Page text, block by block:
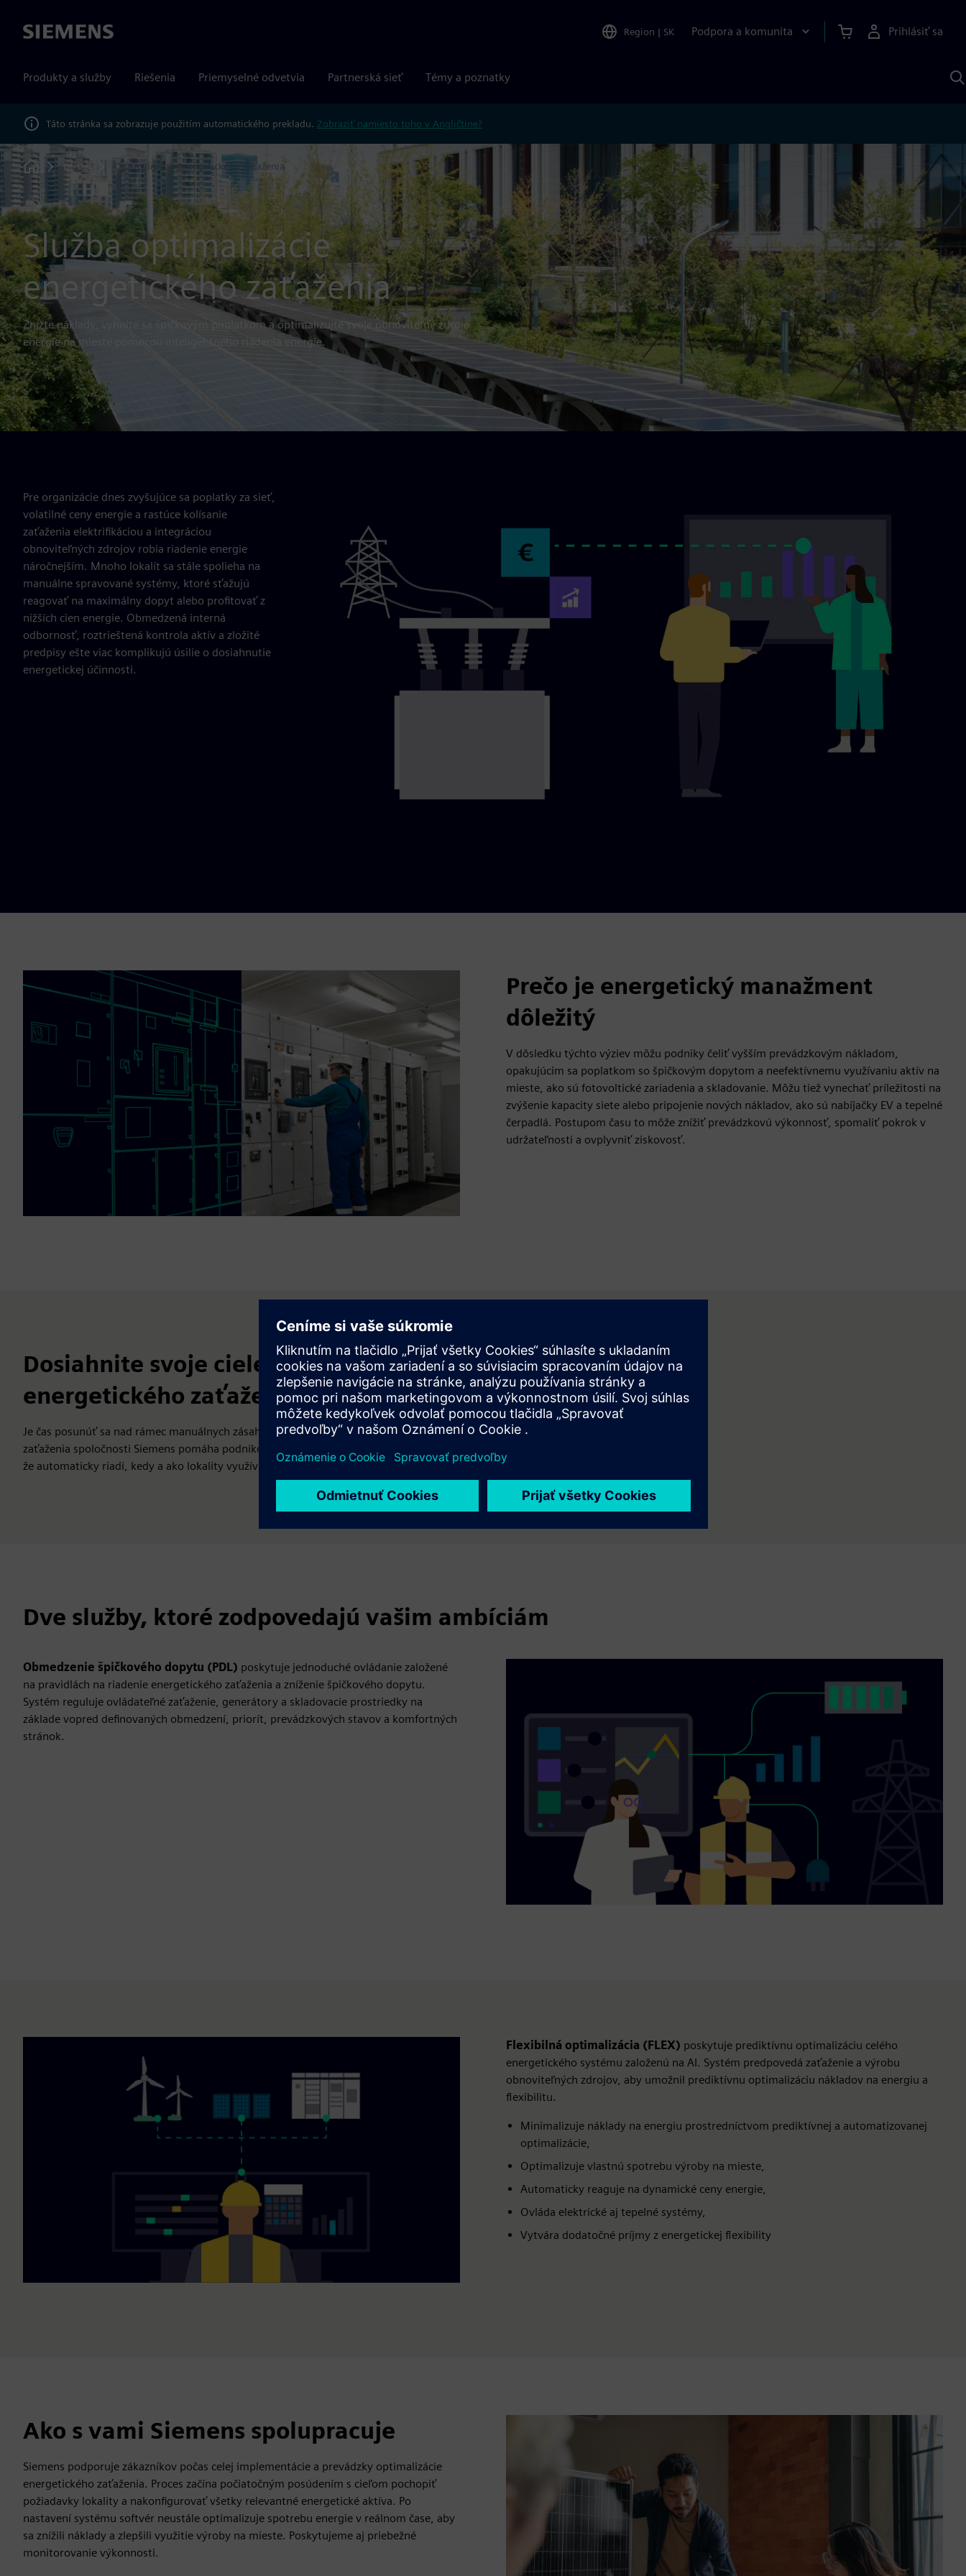
Siemens Region | SK Podpora a komunita Prihlásiť sa
Produkty a služby Riešenia Priemyselné odvetvia Partnerská sieť Témy a poznatky
Táto stránka sa zobrazuje použitím automatického prekladu. Zobraziť namiesto toho v Angličtine?
Home
Obsah Optimalizácia energetického zaťaženia
Služba optimalizácie
energetického zaťaženia
Znížte náklady, vyhnite sa špičkovým poplatkom a optimalizujte svoje obnoviteľné zdroje
energie na mieste pomocou inteligentného riadenia energie.
Pre organizácie dnes zvyšujúce sa poplatky za sieť,
volatilné ceny energie a rastúce kolísanie
zaťaženia elektrifikáciou a integráciou
obnoviteľných zdrojov robia riadenie energie
náročnejším. Mnoho lokalít sa stále spolieha na
manuálne spravované systémy, ktoré sťažujú
reagovať na maximálny dopyt alebo profitovať z
nižších cien energie. Obmedzená interná
odbornosť, roztrieštená kontrola aktív a zložité
predpisy ešte viac komplikujú úsilie o dosiahnutie
energetickej účinnosti.
Prečo je energetický manažment
dôležitý
V dôsledku týchto výziev môžu podniky čeliť vyšším prevádzkovým nákladom,
opakujúcim sa poplatkom so špičkovým dopytom a neefektívnemu využívaniu aktív na
mieste, ako sú fotovoltické zariadenia a skladovanie. Môžu tiež vynechať príležitosti na
zvýšenie kapacity siete alebo pripojenie nových nákladov, ako sú nabíjačky EV a tepelné
čerpadlá. Postupom času to môže znížiť prevádzkovú výkonnosť, spomaliť pokrok v
udržateľnosti a ovplyvniť ziskovosť.
Dosiahnite svoje ciele pomocou optimalizácie
energetického zaťaženia
Je čas posunúť sa nad rámec manuálnych zásahov a fragmentovanej kontroly aktív. Služba optimalizácie energetického
zaťaženia spoločnosti Siemens pomáha podnikom znižovať náklady na energiu a vyhnúť sa špičkovým poplatkom tým,
že automaticky riadi, kedy a ako lokality využívajú energiu.
Dve služby, ktoré zodpovedajú vašim ambíciám
Obmedzenie špičkového dopytu (PDL) poskytuje jednoduché ovládanie založené
na pravidlách na riadenie energetického zaťaženia a zníženie špičkového dopytu.
Systém reguluje ovládateľné zaťaženie, generátory a skladovacie prostriedky na
základe vopred definovaných obmedzení, priorít, prevádzkových stavov a komfortných
stránok.
Flexibilná optimalizácia (FLEX) poskytuje prediktívnu optimalizáciu celého
energetického systému založenú na AI. Systém predpovedá zaťaženie a výrobu
obnoviteľných zdrojov, aby umožnil prediktívnu optimalizáciu nákladov na energiu a
flexibilitu.
Minimalizuje náklady na energiu prostredníctvom prediktívnej a automatizovanej
optimalizácie,
Optimalizuje vlastnú spotrebu výroby na mieste,
Automaticky reaguje na dynamické ceny energie,
Ovláda elektrické aj tepelné systémy,
Vytvára dodatočné príjmy z energetickej flexibility
Ako s vami Siemens spolupracuje
Siemens podporuje zákazníkov počas celej implementácie a prevádzky optimalizácie
energetického zaťaženia. Proces začína počiatočným posúdením s cieľom pochopiť
požiadavky lokality a nakonfigurovať všetky relevantné energetické aktíva. Po
nastavení systému softvér neustále optimalizuje spotrebu energie v reálnom čase, aby
sa znížili náklady a zlepšili využitie výroby na mieste. Poskytujeme aj priebežné
monitorovanie výkonnosti.